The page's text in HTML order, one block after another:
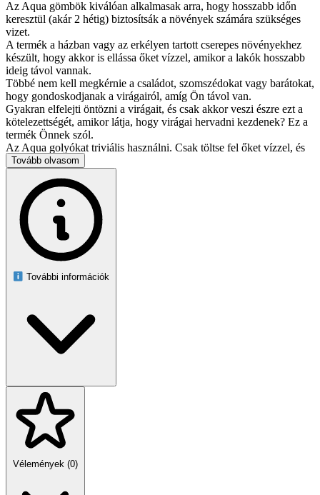
Az Aqua gömbök kiválóan alkalmasak arra, hogy hosszabb időn
keresztül (akár 2 hétig) biztosítsák a növények számára szükséges
vizet.
A termék a házban vagy az erkélyen tartott cserepes növényekhez
készült, hogy akkor is ellássa őket vízzel, amikor a lakók hosszabb
ideig távol vannak.
Többé nem kell megkérnie a családot, szomszédokat vagy barátokat,
hogy gondoskodjanak a virágairól, amíg Ön távol van.
Gyakran elfelejti öntözni a virágait, és csak akkor veszi észre ezt a
kötelezettségét, amikor látja, hogy virágai hervadni kezdenek? Ez a
termék Önnek szól.
Az Aqua golyókat triviális használni. Csak töltse fel őket vízzel, és
dugja a cserépbe. Onnantól kezdve fokozatosan engedik a vizet a
talajba.
A golyók akkor adják le a vizet, amikor a virágnak szüksége van rá
– nem öntik túl a cserepben lévő vizet.
Anyag: műanyag
Átmérő: 5 cm
Hossz: 13 cm
A golyók színei: fehér és zöld Rendeljen bátran!
Tovább olvasom
További információk
Vélemények (0)